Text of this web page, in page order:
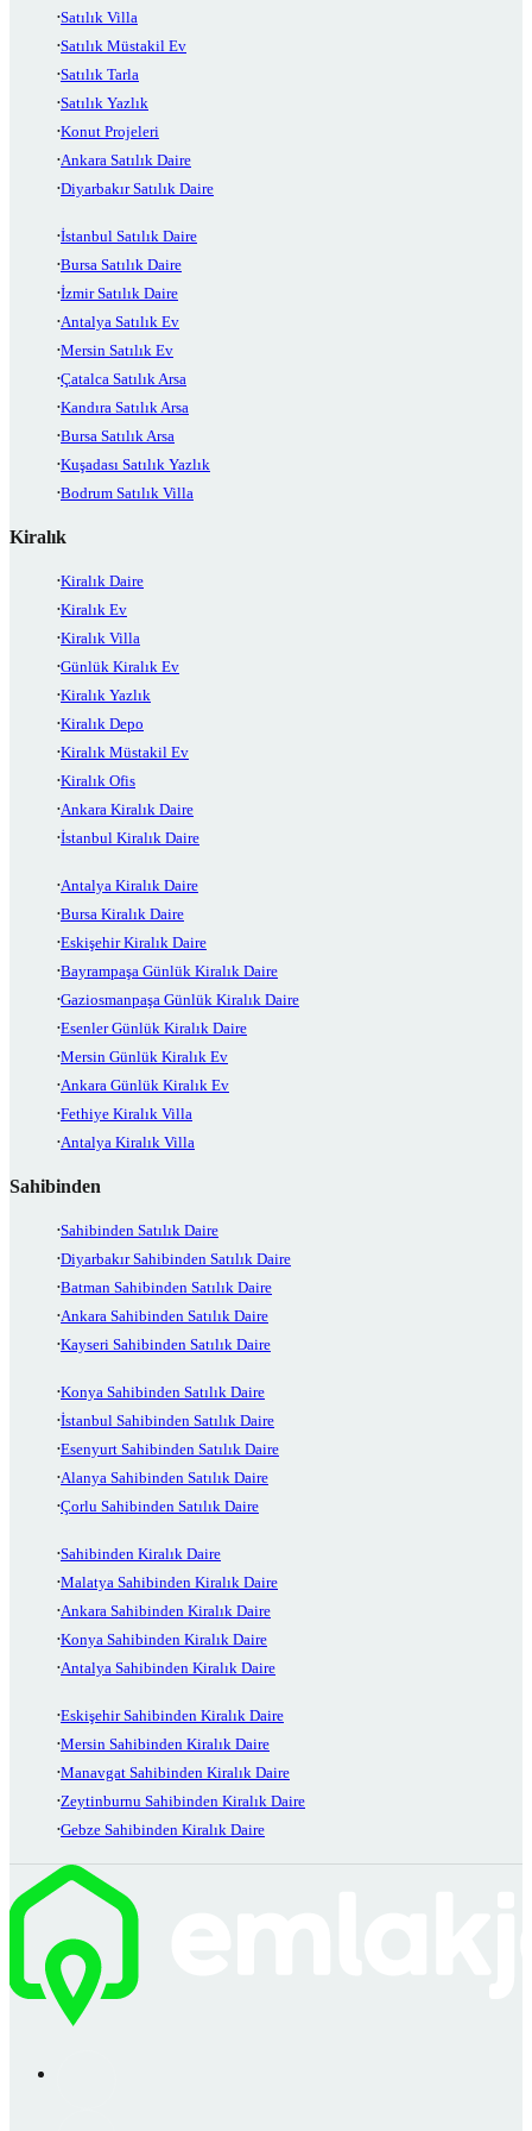
Satılık Villa
Satılık Müstakil Ev
Satılık Tarla
Satılık Yazlık
Konut Projeleri
Ankara Satılık Daire
Diyarbakır Satılık Daire
İstanbul Satılık Daire
Bursa Satılık Daire
İzmir Satılık Daire
Antalya Satılık Ev
Mersin Satılık Ev
Çatalca Satılık Arsa
Kandıra Satılık Arsa
Bursa Satılık Arsa
Kuşadası Satılık Yazlık
Bodrum Satılık Villa
Kiralık
Kiralık Daire
Kiralık Ev
Kiralık Villa
Günlük Kiralık Ev
Kiralık Yazlık
Kiralık Depo
Kiralık Müstakil Ev
Kiralık Ofis
Ankara Kiralık Daire
İstanbul Kiralık Daire
Antalya Kiralık Daire
Bursa Kiralık Daire
Eskişehir Kiralık Daire
Bayrampaşa Günlük Kiralık Daire
Gaziosmanpaşa Günlük Kiralık Daire
Esenler Günlük Kiralık Daire
Mersin Günlük Kiralık Ev
Ankara Günlük Kiralık Ev
Fethiye Kiralık Villa
Antalya Kiralık Villa
Sahibinden
Sahibinden Satılık Daire
Diyarbakır Sahibinden Satılık Daire
Batman Sahibinden Satılık Daire
Ankara Sahibinden Satılık Daire
Kayseri Sahibinden Satılık Daire
Konya Sahibinden Satılık Daire
İstanbul Sahibinden Satılık Daire
Esenyurt Sahibinden Satılık Daire
Alanya Sahibinden Satılık Daire
Çorlu Sahibinden Satılık Daire
Sahibinden Kiralık Daire
Malatya Sahibinden Kiralık Daire
Ankara Sahibinden Kiralık Daire
Konya Sahibinden Kiralık Daire
Antalya Sahibinden Kiralık Daire
Eskişehir Sahibinden Kiralık Daire
Mersin Sahibinden Kiralık Daire
Manavgat Sahibinden Kiralık Daire
Zeytinburnu Sahibinden Kiralık Daire
Gebze Sahibinden Kiralık Daire